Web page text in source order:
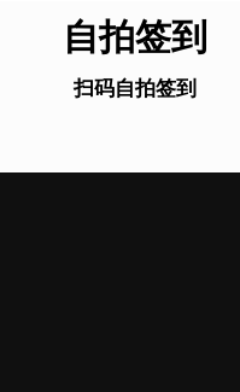
自拍签到
扫码自拍签到